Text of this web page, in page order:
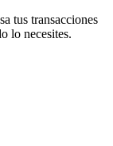
tus transacciones
lo necesites.